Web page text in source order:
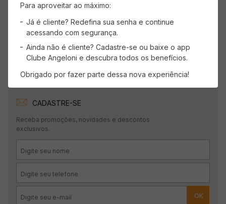
Mais recentes
Carregando avaliações…
CADASTRE-SE
Receba promoções, novidades e descontos
exclusivos.
OK
Para aproveitar ao máximo:
Já é cliente? Redefina sua senha e continue
acessando com segurança.
Ainda não é cliente? Cadastre-se ou baixe o app
Clube Angeloni e descubra todos os benefícios.
Obrigado por fazer parte dessa nova experiência!